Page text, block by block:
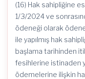
(16) Hak sahipliğine
1/3/2024 ve
ödeneği olarak
ile yapılmış hak
başlama tarihinden
fesihlerine istinaden
ödemelerine ilişkin